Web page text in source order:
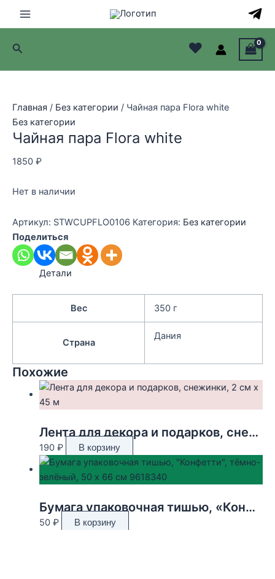
Main
Menu
Поиск ♥
Главная / Без категории / Чайная пара Flora white
Без категории
Чайная пара Flora white
1850 ₽
Нет в наличии
Артикул: STWCUPFLO0106 Категория: Без категории
Поделиться
Детали
Вес 350 г
Страна
Дания
Похожие
Лента для декора и подарков, снежинки, 2 см х 45 м
190 ₽ В корзину
Бумага упаковочная тишью, «Конфетти», тёмно-зелёный, 50 х 66 см 9618340
50 ₽ В корзину